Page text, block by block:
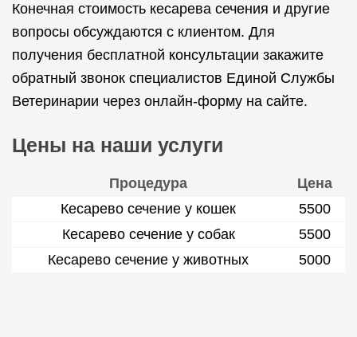
Конечная стоимость кесарева сечения и другие
вопросы обсуждаются с клиентом. Для
получения бесплатной консультации закажите
обратный звонок специалистов Единой Службы
Ветеринарии через онлайн-форму на сайте.
Цены на наши услуги
Процедура
Цена
Кесарево сечение у кошек
5500
Кесарево сечение у собак
5500
Кесарево сечение у животных
5000